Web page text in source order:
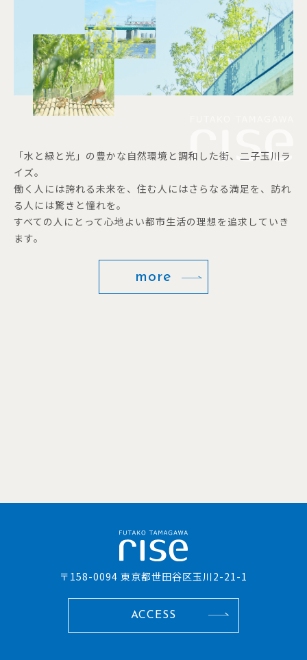
「水と緑と光」の豊かな自然環境と調和した街、二子玉川ラ
イズ。
働く人には誇れる未来を、住む人にはさらなる満足を、訪れ
る人には驚きと憧れを。
すべての人にとって心地よい都市生活の理想を追求していき
ます。
more
〒158-0094 東京都世田谷区玉川2-21-1
ACCESS